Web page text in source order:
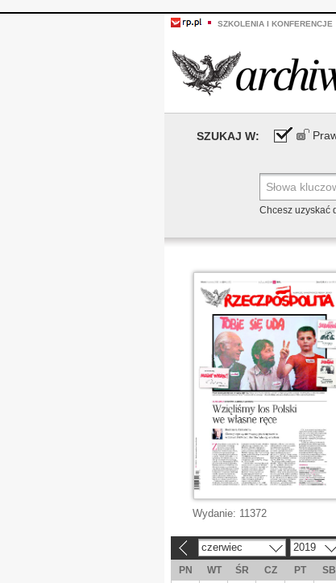
SZKOLENIA I KONFERENCJE
SZUKAJ W:
Chcesz uzyskać
Wydanie: 11372
czerwiec 2019
PN WT ŚR CZ PT SB